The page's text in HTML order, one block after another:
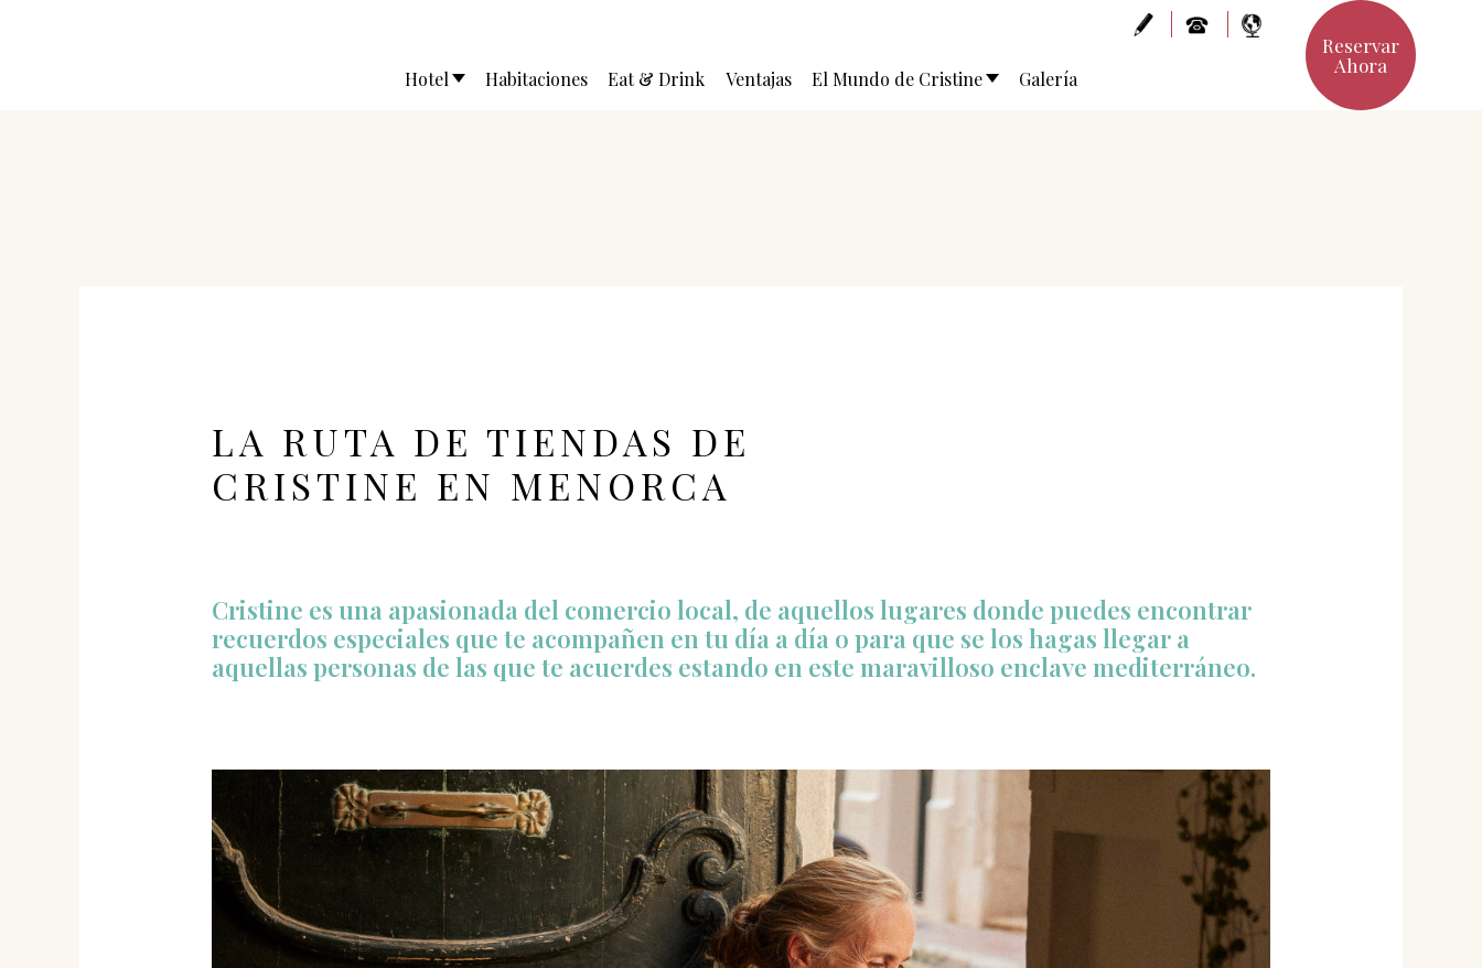
Reservar
Ahora
Hotel Habitaciones Eat & Drink Ventajas El Mundo de Cristine Galería
LA RUTA DE TIENDAS DE
CRISTINE EN MENORCA
Cristine es una apasionada del comercio local, de aquellos lugares donde puedes encontrar
recuerdos especiales que te acompañen en tu día a día o para que se los hagas llegar a
aquellas personas de las que te acuerdes estando en este maravilloso enclave mediterráneo.